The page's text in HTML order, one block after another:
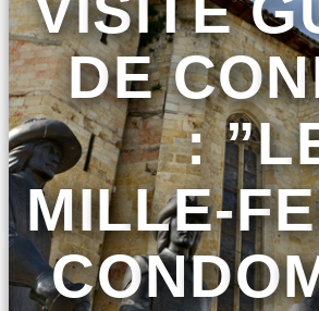
DE
:
MILLE-